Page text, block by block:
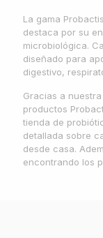
La gama
destaca por su
microbiológica.
diseñado para
digestivo,
Gracias a
productos
tienda de
detallada sobre
desde casa.
encontrando los